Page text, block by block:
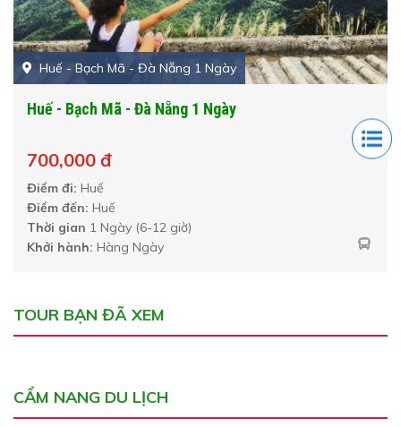
Huế - Bạch Mã - Đà Nẵng 1 Ngày
Huế - Bạch Mã - Đà Nẵng 1 Ngày
700,000 đ
Điểm đi: Huế
Điểm đến: Huế
Thời gian 1 Ngày (6-12 giờ)
Khởi hành: Hàng Ngày
TOUR BẠN ĐÃ XEM
CẨM NANG DU LỊCH